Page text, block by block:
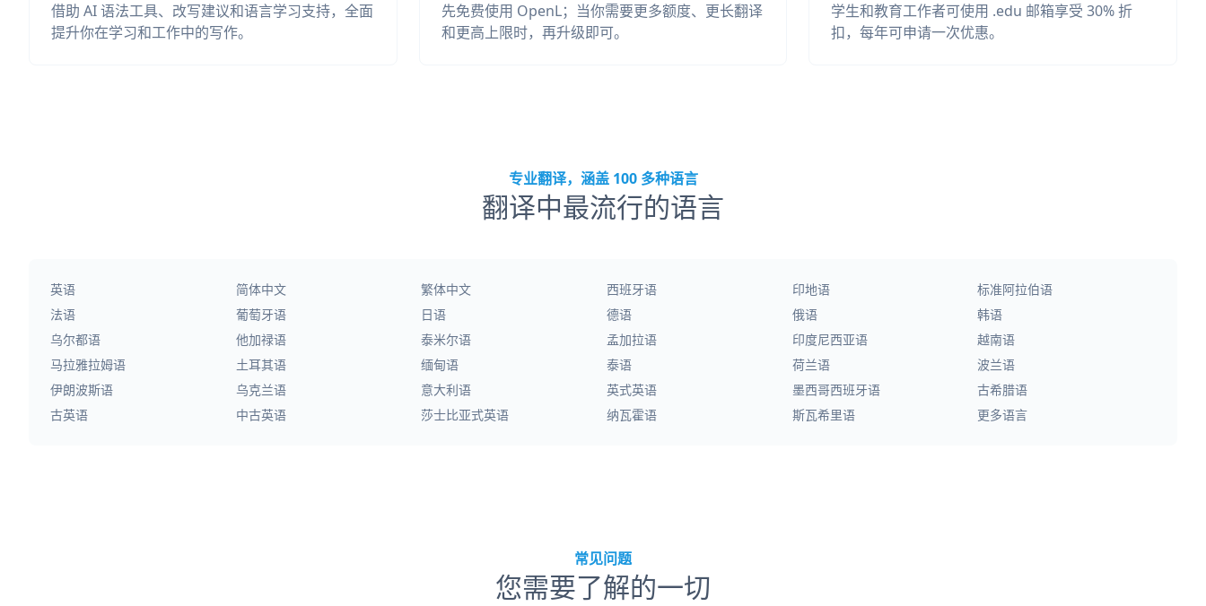
借助 AI 语法工具、改写建议和语言学习支持，全面
提升你在学习和工作中的写作。
先免费使用 OpenL；当你需要更多额度、更长翻译
和更高上限时，再升级即可。
学生和教育工作者可使用 .edu 邮箱享受 30% 折
扣，每年可申请一次优惠。
专业翻译，涵盖 100 多种语言
翻译中最流行的语言
英语 简体中文 繁体中文 西班牙语 印地语
标准阿拉伯语
法语
葡萄牙语 日语 德语 俄语
韩语
乌尔都语
他加禄语 泰米尔语 孟加拉语 印度尼西亚语
越南语
马拉雅拉姆语
土耳其语 缅甸语 泰语 荷兰语
波兰语
伊朗波斯语
乌克兰语 意大利语 英式英语 墨西哥西班牙语
古希腊语
古英语
中古英语 莎士比亚式英语 纳瓦霍语 斯瓦希里语 更多语言
常见问题
您需要了解的一切